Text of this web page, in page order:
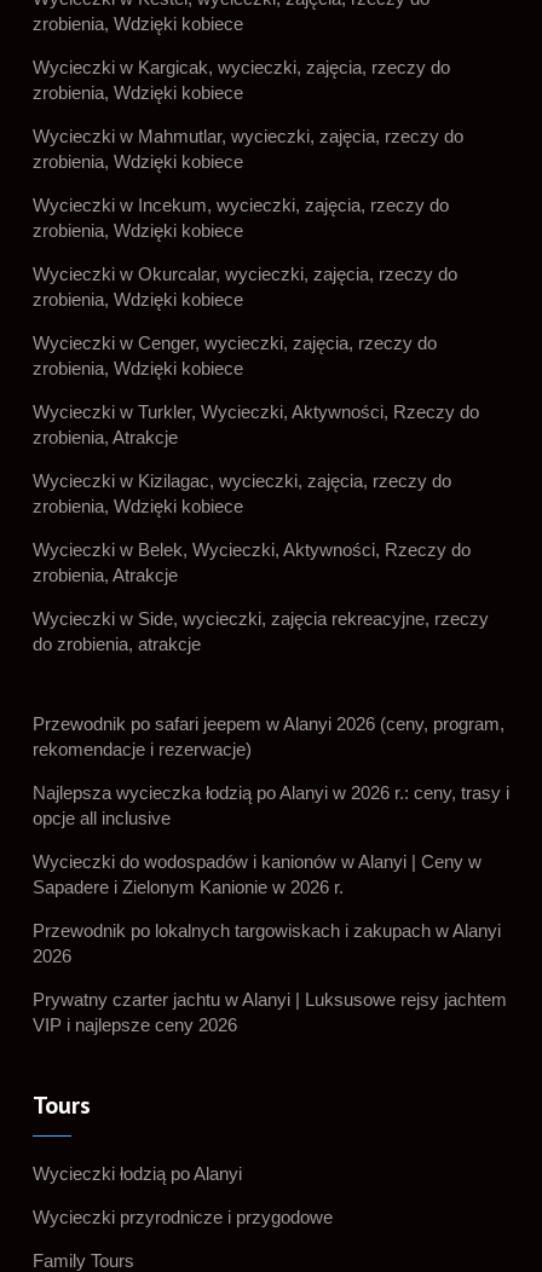
zrobienia, Wdzięki kobiece
Wycieczki w Kargicak, wycieczki, zajęcia, rzeczy do
zrobienia, Wdzięki kobiece
Wycieczki w Mahmutlar, wycieczki, zajęcia, rzeczy do
zrobienia, Wdzięki kobiece
Wycieczki w Incekum, wycieczki, zajęcia, rzeczy do
zrobienia, Wdzięki kobiece
Wycieczki w Okurcalar, wycieczki, zajęcia, rzeczy do
zrobienia, Wdzięki kobiece
Wycieczki w Cenger, wycieczki, zajęcia, rzeczy do
zrobienia, Wdzięki kobiece
Wycieczki w Turkler, Wycieczki, Aktywności, Rzeczy do
zrobienia, Atrakcje
Wycieczki w Kizilagac, wycieczki, zajęcia, rzeczy do
zrobienia, Wdzięki kobiece
Wycieczki w Belek, Wycieczki, Aktywności, Rzeczy do
zrobienia, Atrakcje
Wycieczki w Side, wycieczki, zajęcia rekreacyjne, rzeczy
do zrobienia, atrakcje
Przewodnik po safari jeepem w Alanyi 2026 (ceny, program,
rekomendacje i rezerwacje)
Najlepsza wycieczka łodzią po Alanyi w 2026 r.: ceny, trasy i
opcje all inclusive
Wycieczki do wodospadów i kanionów w Alanyi | Ceny w
Sapadere i Zielonym Kanionie w 2026 r.
Przewodnik po lokalnych targowiskach i zakupach w Alanyi
2026
Prywatny czarter jachtu w Alanyi | Luksusowe rejsy jachtem
VIP i najlepsze ceny 2026
Tours
Wycieczki łodzią po Alanyi
Wycieczki przyrodnicze i przygodowe
Family Tours